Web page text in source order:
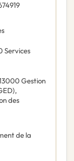
Services
Gestion
,
des
de la